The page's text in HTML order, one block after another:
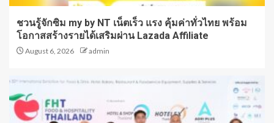
ชวนรู้จักซิม my by NT เน็ตเร็ว แรง คุ้มค่าทั่วไทย พร้อม
โอกาสสร้างรายได้เสริมผ่าน Lazada Affiliate
August 6, 2026 admin